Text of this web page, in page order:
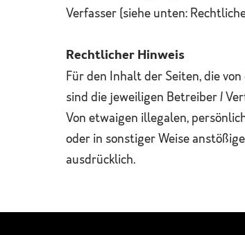
Verfasser (siehe unten:
Rechtlicher Hinweis
Für den Inhalt der Seiten, die
sind die jeweiligen Betreiber /
Von etwaigen illegalen,
oder in sonstiger Weise
ausdrücklich.